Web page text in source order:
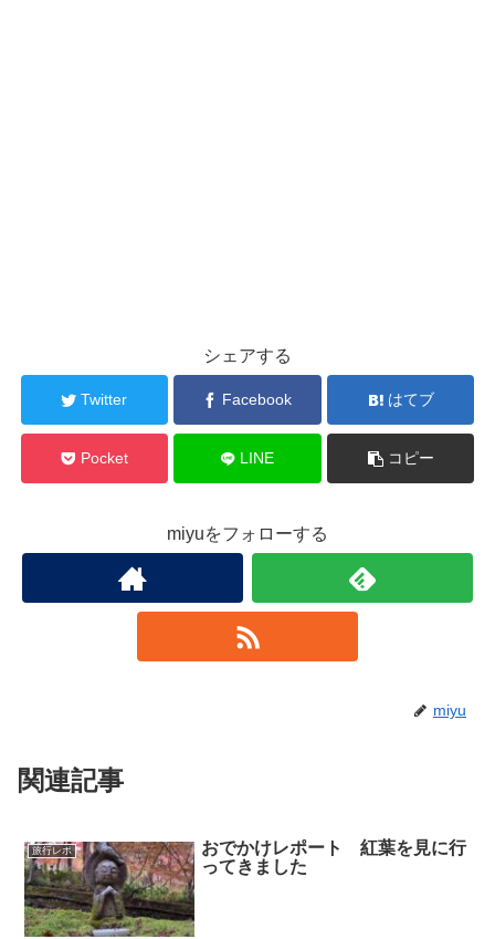
シェアする
Twitter Facebook はてブ
Pocket LINE コピー
miyuをフォローする
miyu
関連記事
旅行レポ
おでかけレポート 紅葉を見に行
ってきました